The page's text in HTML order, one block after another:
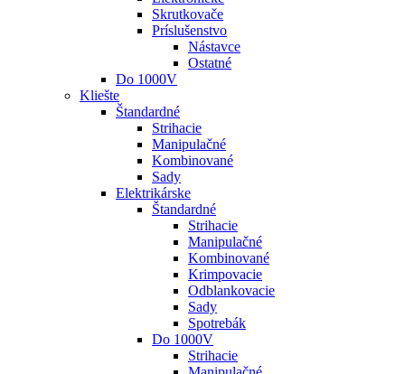
Skrutkovače
Príslušenstvo
Nástavce
Ostatné
Do 1000V
Kliešte
Štandardné
Strihacie
Manipulačné
Kombinované
Sady
Elektrikárske
Štandardné
Strihacie
Manipulačné
Kombinované
Krimpovacie
Odblankovacie
Sady
Spotrebák
Do 1000V
Strihacie